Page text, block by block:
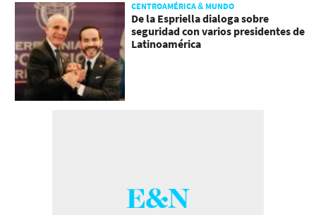
CENTROAMÉRICA & MUNDO
De la Espriella dialoga sobre
seguridad con varios presidentes de
Latinoamérica